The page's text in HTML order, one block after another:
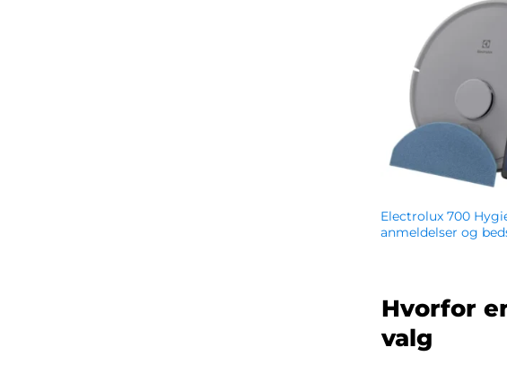
Electrolux 700
anmeldelser og
Hvorfor
valg